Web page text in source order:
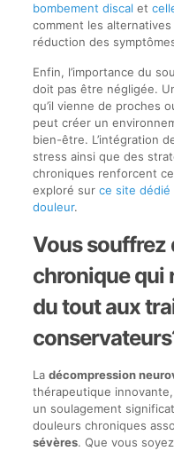
bombement discal et
comment les
réduction des
Enfin, l’importance du
doit pas être négligée.
qu’il vienne de proches
peut créer un
bien-être. L’intégration
stress ainsi que des
chroniques renforcent
exploré sur ce site dédié
douleur.
Vous souffrez
chronique qui
du tout aux
La décompression
thérapeutique
un soulagement
douleurs chroniques
sévères. Que vous